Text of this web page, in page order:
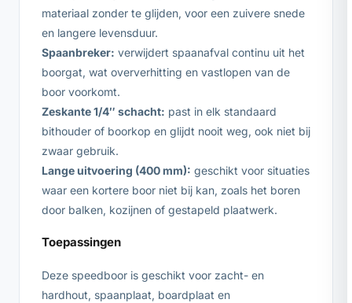
materiaal zonder te glijden, voor een zuivere snede
en langere levensduur.
Spaanbreker: verwijdert spaanafval continu uit het
boorgat, wat oververhitting en vastlopen van de
boor voorkomt.
Zeskante 1/4″ schacht: past in elk standaard
bithouder of boorkop en glijdt nooit weg, ook niet bij
zwaar gebruik.
Lange uitvoering (400 mm): geschikt voor situaties
waar een kortere boor niet bij kan, zoals het boren
door balken, kozijnen of gestapeld plaatwerk.
Toepassingen
Deze speedboor is geschikt voor zacht- en
hardhout, spaanplaat, boardplaat en